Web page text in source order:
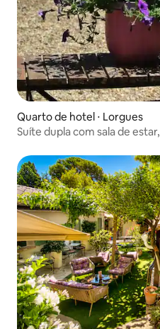
Quarto de hotel ⋅ Lorgues
Suíte dupla com sala de